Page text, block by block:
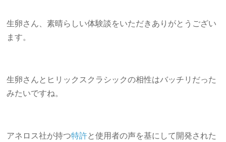
生卵さん、素晴らしい体験談をいただきありがとうござい
ます。
生卵さんとヒリックスクラシックの相性はバッチリだった
みたいですね。
アネロス社が持つ特許と使用者の声を基にして開発された